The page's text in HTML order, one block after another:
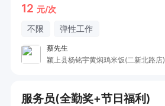
12 元/次
不限 弹性工作
蔡先生
颍上县杨铭宇黄焖鸡米饭(二新北路店)
服务员(全勤奖+节日福利)